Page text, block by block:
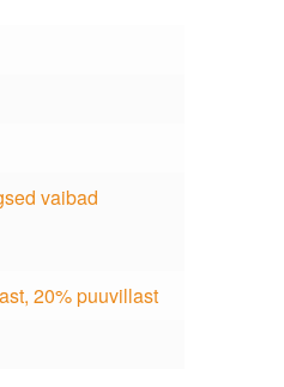
vaibad
20% puuvillast